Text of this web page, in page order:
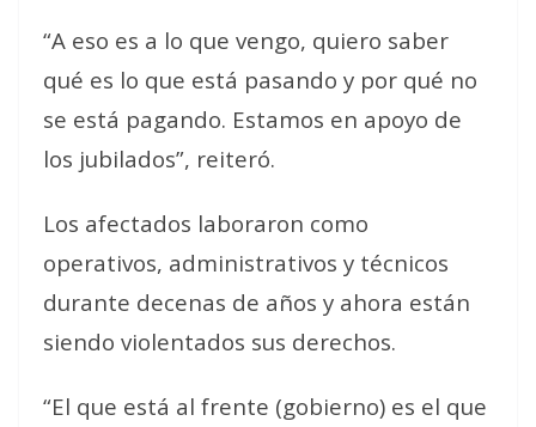
“A eso es a lo que vengo, quiero saber
qué es lo que está pasando y por qué no
se está pagando. Estamos en apoyo de
los jubilados”, reiteró.
Los afectados laboraron como
operativos, administrativos y técnicos
durante decenas de años y ahora están
siendo violentados sus derechos.
“El que está al frente (gobierno) es el que